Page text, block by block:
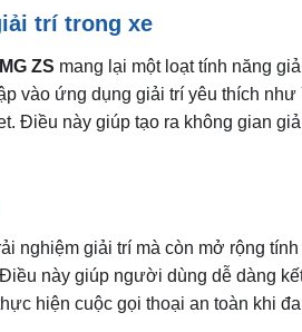
trí trong xe
ZS mang lại một loạt tính năng
vào ứng dụng giải trí yêu thích
Điều này giúp tạo ra không gian
nghiệm giải trí mà còn mở rộng
này giúp người dùng dễ dàng
hiện cuộc gọi thoại an toàn khi